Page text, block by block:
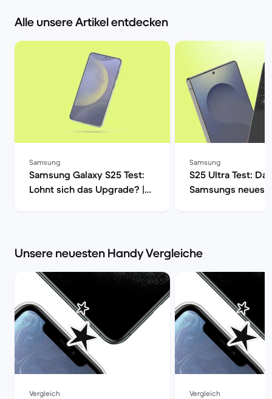
Alle unsere Artikel entdecken
Samsung
Samsung Galaxy S25 Test:
Lohnt sich das Upgrade? |
Samsung
S25 Ultra Test:
Samsungs neues
Unsere neuesten Handy Vergleiche
Vergleich Vergleich